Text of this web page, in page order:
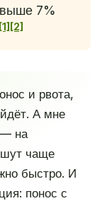
7%
[1] [2]
и рвота,
А мне
— на
чаще
быстро. И
понос с